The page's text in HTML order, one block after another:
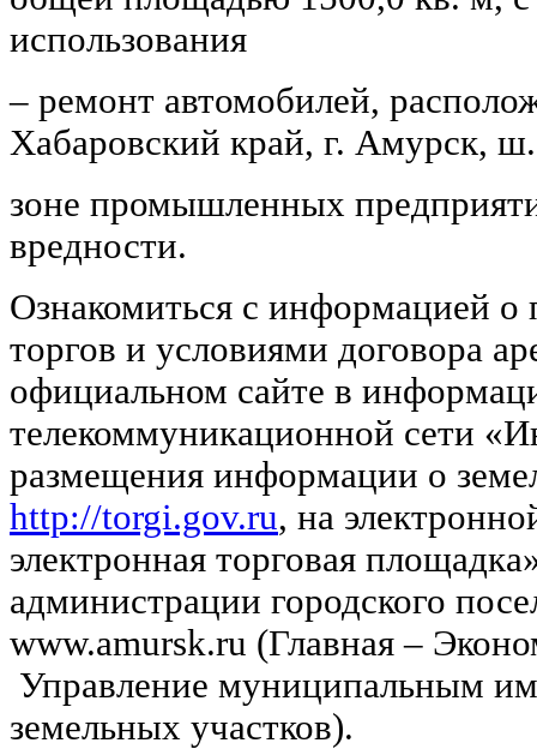
использования
– ремонт автомобилей,
Хабаровский край, г. Амурск,
зоне промышленных
вредности.
Ознакомиться с информацией о
торгов и условиями договора
официальном сайте в
телекоммуникационной сети
размещения информации о
http://torgi.gov.ru, на
электронная торговая
администрации городского
www.amursk.ru (Главная –
Управление муниципальным
земельных участков).